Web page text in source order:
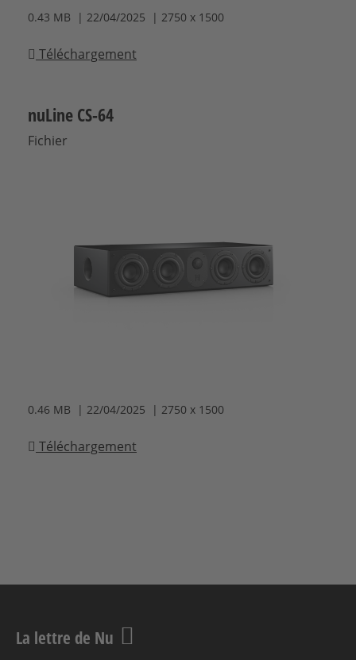
0.43 MB | 22/04/2025 | 2750 x 1500
Téléchargement
nuLine CS-64
Fichier
0.46 MB | 22/04/2025 | 2750 x 1500
Téléchargement
La lettre de Nu